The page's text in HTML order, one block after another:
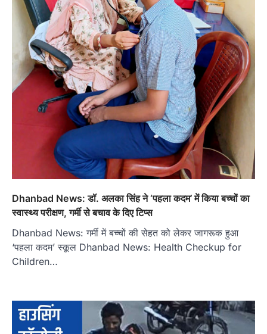
Dhanbad News: डॉ. अलका सिंह ने ‘पहला कदम’ में किया बच्चों का
स्वास्थ्य परीक्षण, गर्मी से बचाव के दिए टिप्स
Dhanbad News: गर्मी में बच्चों की सेहत को लेकर जागरूक हुआ
‘पहला कदम’ स्कूल Dhanbad News: Health Checkup for
Children…